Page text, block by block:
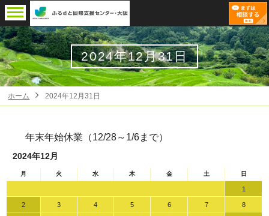
2024年12月31日
ホーム 2024年12月31日
年末年始休業（12/28～1/6まで）
2024年12月
月 火 水 木 金 土 日
1
2 3 4 5 6 7 8